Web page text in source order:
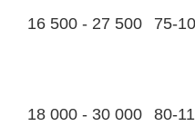
16 500 - 27 500 75-
18 000 - 30 000 80-